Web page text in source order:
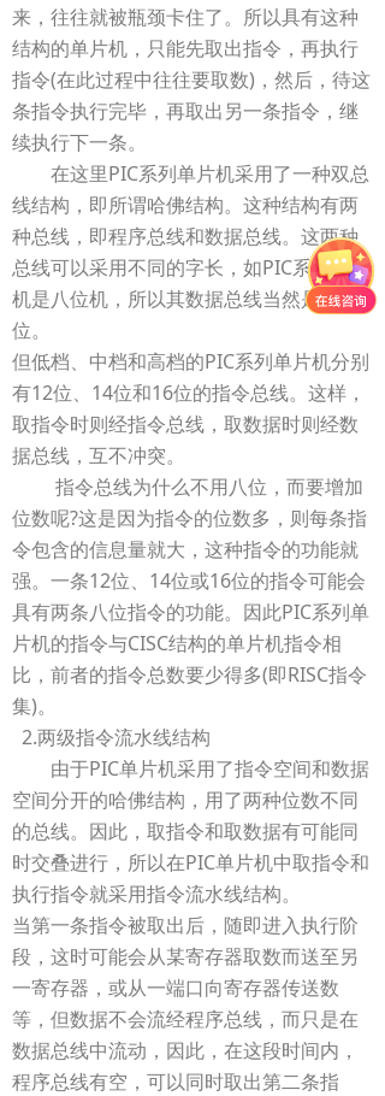
来，往往就被瓶颈卡住了。所以具有这种
结构的单片机，只能先取出指令，再执行
指令(在此过程中往往要取数)，然后，待这
条指令执行完毕，再取出另一条指令，继
续执行下一条。
在这里PIC系列单片机采用了一种双总
线结构，即所谓哈佛结构。这种结构有两
种总线，即程序总线和数据总线。这两种
总线可以采用不同的字长，如PIC系列单片
机是八位机，所以其数据总线当然是八
位。
但低档、中档和高档的PIC系列单片机分别
有12位、14位和16位的指令总线。这样，
取指令时则经指令总线，取数据时则经数
据总线，互不冲突。
指令总线为什么不用八位，而要增加
位数呢?这是因为指令的位数多，则每条指
令包含的信息量就大，这种指令的功能就
强。一条12位、14位或16位的指令可能会
具有两条八位指令的功能。因此PIC系列单
片机的指令与CISC结构的单片机指令相
比，前者的指令总数要少得多(即RISC指令
集)。
2.两级指令流水线结构
由于PIC单片机采用了指令空间和数据
空间分开的哈佛结构，用了两种位数不同
的总线。因此，取指令和取数据有可能同
时交叠进行，所以在PIC单片机中取指令和
执行指令就采用指令流水线结构。
当第一条指令被取出后，随即进入执行阶
段，这时可能会从某寄存器取数而送至另
一寄存器，或从一端口向寄存器传送数
等，但数据不会流经程序总线，而只是在
数据总线中流动，因此，在这段时间内，
程序总线有空，可以同时取出第二条指